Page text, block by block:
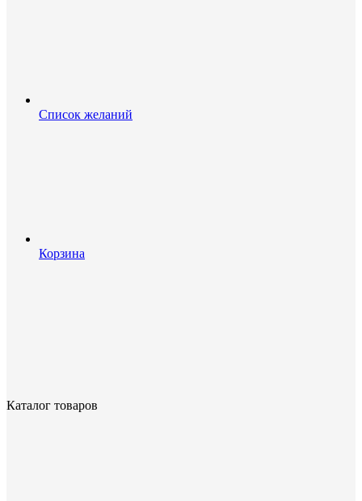
Список желаний
Корзина
Каталог товаров